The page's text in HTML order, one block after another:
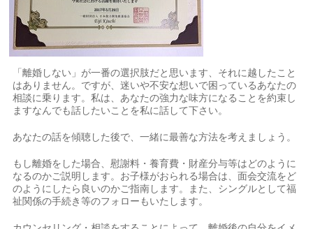
「離婚しない」が一番の選択肢だと思います、それに越したこと
はありません。ですが、迷いや不安な想いで困っているあなたの
相談に乗ります。私は、あなたの強力な味方になることを約束し
ますなんでも話したいことを私に話して下さい。
あなたの話を傾聴した後で、一緒に最善な方法を考えましょう。
もし離婚をした場合、慰謝料・養育費・財産分与等はどのように
なるのかご説明します。お子様がおられる場合は、面会交流をど
のようにしたら良いのかご指南します。また、シングルとして福
祉関係の手続き等のフォローもいたします。